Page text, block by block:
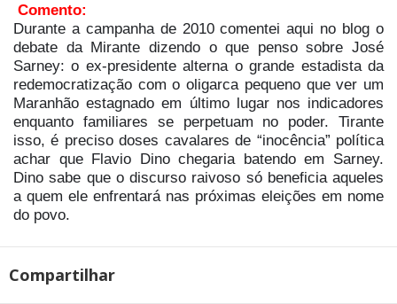
Comento:
Durante a campanha de 2010 comentei aqui no blog o
debate da Mirante dizendo o que penso sobre José
Sarney: o ex-presidente alterna o grande estadista da
redemocratização com o oligarca pequeno que ver um
Maranhão estagnado em último lugar nos indicadores
enquanto familiares se perpetuam no poder. Tirante
isso, é preciso doses cavalares de “inocência” política
achar que Flavio Dino chegaria batendo em Sarney.
Dino sabe que o discurso raivoso só beneficia aqueles
a quem ele enfrentará nas próximas eleições em nome
do povo.
Compartilhar